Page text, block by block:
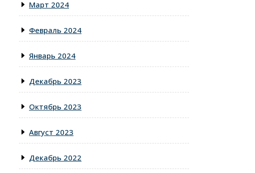
Март 2024
Февраль 2024
Январь 2024
Декабрь 2023
Октябрь 2023
Август 2023
Декабрь 2022